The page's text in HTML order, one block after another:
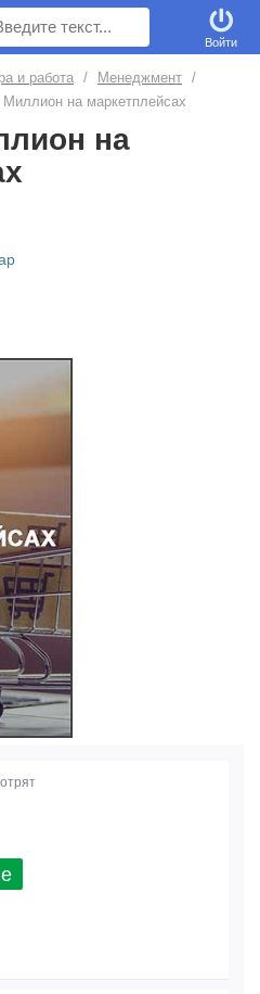
Войти
и работа / Менеджмент /
Миллион на маркетплейсах
на